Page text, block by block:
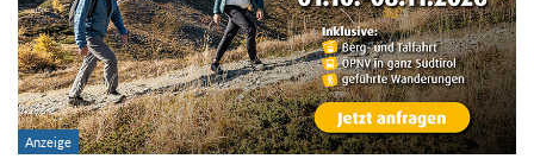
Gebirge:
Art der Tour: